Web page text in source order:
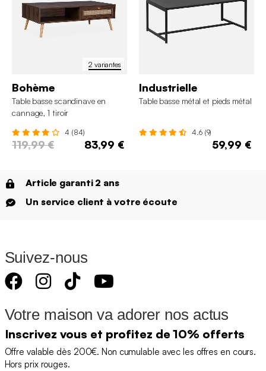
2 variantes
Bohème
Table basse scandinave en
cannage, 1 tiroir
4 (84)
119,99 € 83,99 €
Industrielle
Table basse métal et pieds métal
4.6 (9)
59,99 €
Article garanti 2 ans
Un service client à votre écoute
Suivez-nous
Votre maison va adorer nos actus
Inscrivez vous et profitez de 10% offerts
Offre valable dès 200€. Non cumulable avec les offres en cours.
Hors prix rouges.